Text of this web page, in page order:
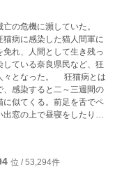
の危機に瀕していた。
病に感染した猫人間軍に
れ、人間として生き残っ
ている奈良県民など、狂
た。 狂猫病とは
、感染すると二～三週間の
似てくる。前足を舌でペ
窓の上で昼寝をしたりす
ばいで歩くようになり、
し、強硬に抵抗を続けて
位 / 53,294件